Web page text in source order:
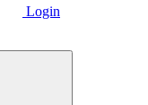
Login